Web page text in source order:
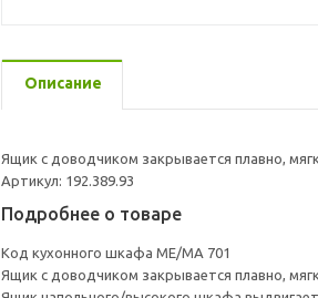
Описание
Ящик с доводчиком закрывается плавно,
Артикул: 192.389.93
Подробнее о товаре
Код кухонного шкафа ME/MA 701
Ящик с доводчиком закрывается плавно,